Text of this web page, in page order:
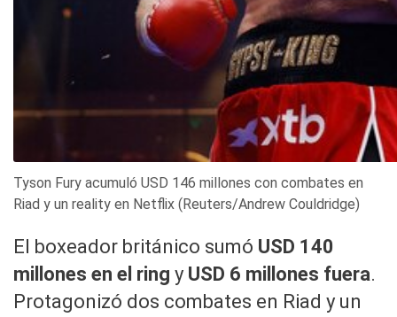
Tyson Fury acumuló USD 146 millones con combates en
Riad y un reality en Netflix (Reuters/Andrew Couldridge)
El boxeador británico sumó USD 140
millones en el ring y USD 6 millones fuera.
Protagonizó dos combates en Riad y un